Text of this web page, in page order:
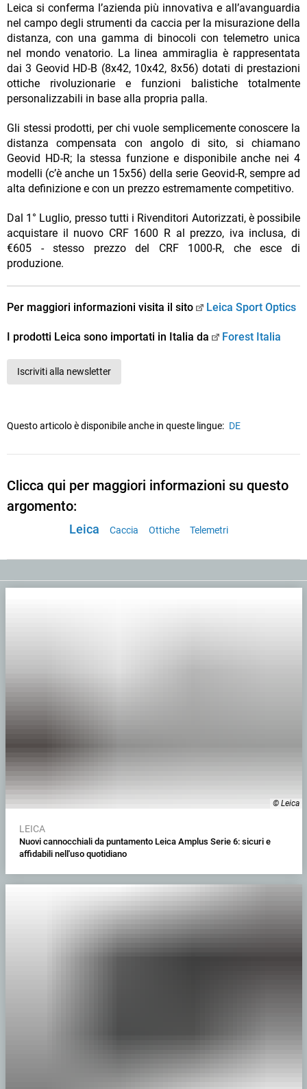
Leica si conferma l’azienda più innovativa e all’avanguardia
nel campo degli strumenti da caccia per la misurazione della
distanza, con una gamma di binocoli con telemetro unica
nel mondo venatorio. La linea ammiraglia è rappresentata
dai 3 Geovid HD-B (8x42, 10x42, 8x56) dotati di prestazioni
ottiche rivoluzionarie e funzioni balistiche totalmente
personalizzabili in base alla propria palla.
Gli stessi prodotti, per chi vuole semplicemente conoscere la
distanza compensata con angolo di sito, si chiamano
Geovid HD-R; la stessa funzione e disponibile anche nei 4
modelli (c’è anche un 15x56) della serie Geovid-R, sempre ad
alta definizione e con un prezzo estremamente competitivo.
Dal 1° Luglio, presso tutti i Rivenditori Autorizzati, è possibile
acquistare il nuovo CRF 1600 R al prezzo, iva inclusa, di
€605 - stesso prezzo del CRF 1000-R, che esce di
produzione.
Per maggiori informazioni visita il sito Leica Sport Optics
I prodotti Leica sono importati in Italia da Forest Italia
Iscriviti alla newsletter
Questo articolo è disponibile anche in queste lingue: DE
Clicca qui per maggiori informazioni su questo
argomento:
Leica Caccia Ottiche Telemetri
© Leica
LEICA
Nuovi cannocchiali da puntamento Leica Amplus Serie 6: sicuri e
affidabili nell'uso quotidiano